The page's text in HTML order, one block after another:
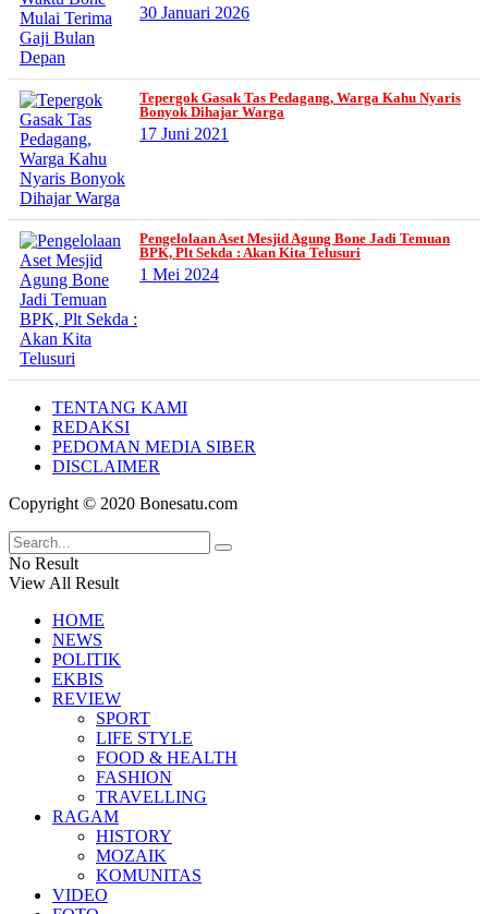
30 Januari 2026
Tepergok Gasak Tas Pedagang, Warga Kahu Nyaris
Bonyok Dihajar Warga
17 Juni 2021
Pengelolaan Aset Mesjid Agung Bone Jadi Temuan
BPK, Plt Sekda : Akan Kita Telusuri
1 Mei 2024
TENTANG KAMI
REDAKSI
PEDOMAN MEDIA SIBER
DISCLAIMER
Copyright © 2020 Bonesatu.com
No Result
View All Result
HOME
NEWS
POLITIK
EKBIS
REVIEW
SPORT
LIFE STYLE
FOOD & HEALTH
FASHION
TRAVELLING
RAGAM
HISTORY
MOZAIK
KOMUNITAS
VIDEO